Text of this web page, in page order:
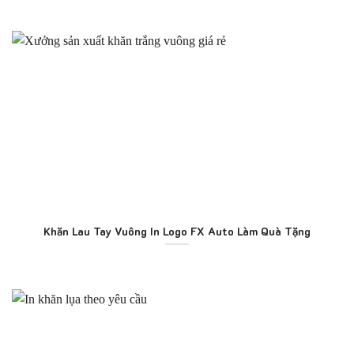
Khăn Lau Tay Vuông In Logo FX Auto Làm Quà Tặng